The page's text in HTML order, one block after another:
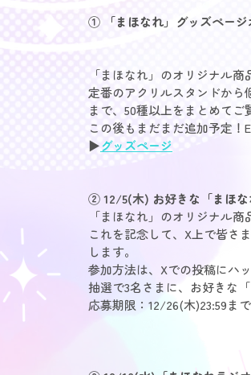
① 「まほなれ」グッズページ
「まほなれ」のオリジナル
定番のアクリルスタンドから
まで、50種以上をまとめてご
この後もまだまだ追加予定！
▶グッズページ
② 12/5(木) お好きな「まほな
「まほなれ」のオリジナル
これを記念して、X上で皆さ
します。
参加方法は、Xでの投稿にハ
抽選で3名さまに、お好きな
応募期限：12/26(木)23:59まで